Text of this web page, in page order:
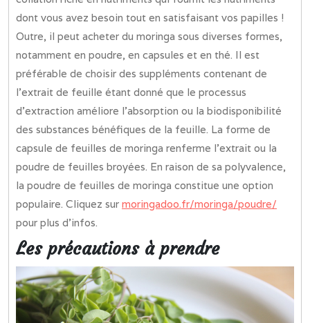
dont vous avez besoin tout en satisfaisant vos papilles !
Outre, il peut acheter du moringa sous diverses formes,
notamment en poudre, en capsules et en thé. Il est
préférable de choisir des suppléments contenant de
l’extrait de feuille étant donné que le processus
d’extraction améliore l’absorption ou la biodisponibilité
des substances bénéfiques de la feuille. La forme de
capsule de feuilles de moringa renferme l’extrait ou la
poudre de feuilles broyées. En raison de sa polyvalence,
la poudre de feuilles de moringa constitue une option
populaire. Cliquez sur moringadoo.fr/moringa/poudre/
pour plus d’infos.
Les précautions à prendre